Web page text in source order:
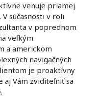
venuje priamej
súčasnosti v roli
v poprednom
veľkým
a americkom
navigačných
je proaktívny
aj Vám zviditeľniť sa